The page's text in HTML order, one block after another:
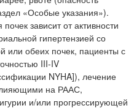
«Особые указания»).
зависит от активности
гипертензией со
или обеих почек, пациенты с
III-IV
NYHA]), лечение
на РААС,
и/или прогрессирующей